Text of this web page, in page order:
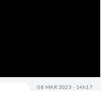
08 MAR 2023 - 14h17